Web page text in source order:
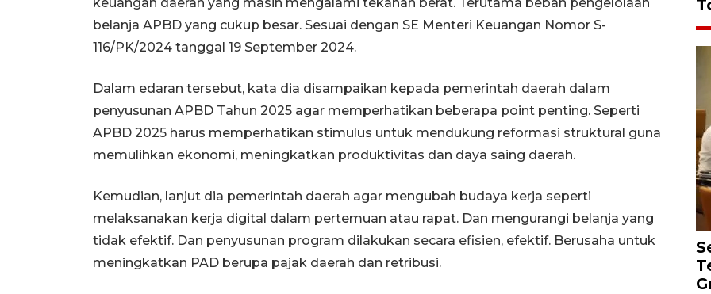
belanja APBD yang cukup besar. Sesuai dengan SE Menteri Keuangan Nomor S-
116/PK/2024 tanggal 19 September 2024.
Dalam edaran tersebut, kata dia disampaikan kepada pemerintah daerah dalam
penyusunan APBD Tahun 2025 agar memperhatikan beberapa point penting. Seperti
APBD 2025 harus memperhatikan stimulus untuk mendukung reformasi struktural guna
memulihkan ekonomi, meningkatkan produktivitas dan daya saing daerah.
Kemudian, lanjut dia pemerintah daerah agar mengubah budaya kerja seperti
melaksanakan kerja digital dalam pertemuan atau rapat. Dan mengurangi belanja yang
tidak efektif. Dan penyusunan program dilakukan secara efisien, efektif. Berusaha untuk
meningkatkan PAD berupa pajak daerah dan retribusi.